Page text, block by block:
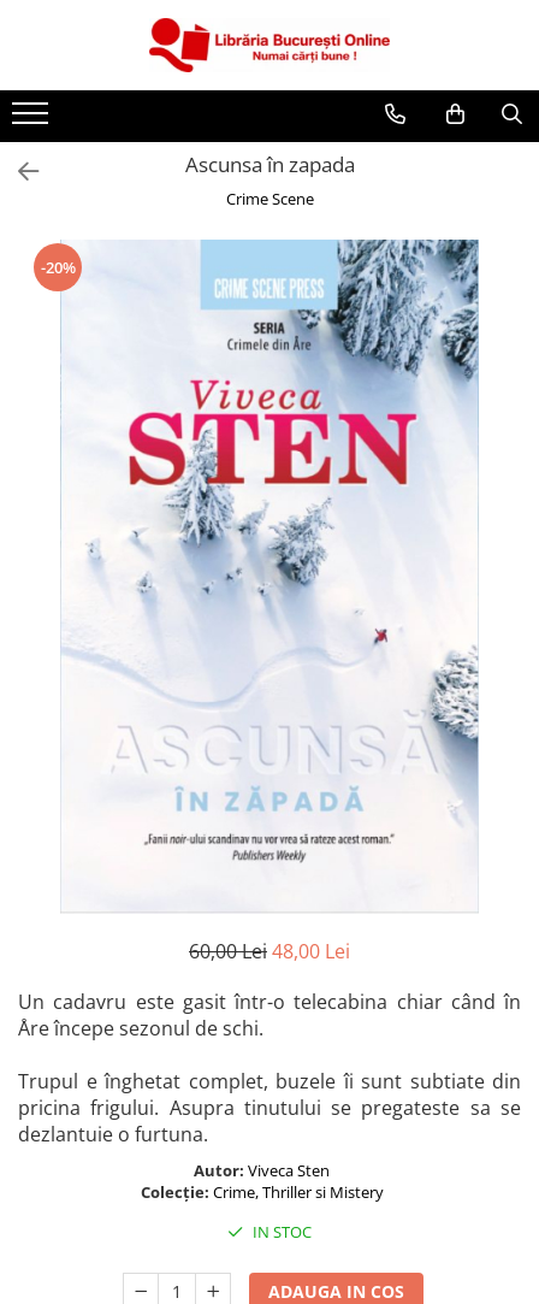
Artă și Enciclopedii
Beletristică
Cărți pentru copii
Cărți pentru tineri
Dezvoltare Personală
Familie și Cuplu
Hobby și Divertisment
Istorie și Civilizații
Istorie și Conspirații
Manuale și Dicționare
Medicină și Sănătate
Practic. Casă și Grădina
Spiritualitate
Ascunsa în zapada
Crime Scene
-20%
60,00 Lei48,00 Lei
Un cadavru este gasit într-o telecabina chiar când în
Åre începe sezonul de schi.
Trupul e înghetat complet, buzele îi sunt subtiate din
pricina frigului. Asupra tinutului se pregateste sa se
dezlantuie o furtuna.
Autor: Viveca Sten
Colecție: Crime, Thriller si Mistery
IN STOC
ADAUGA IN COS